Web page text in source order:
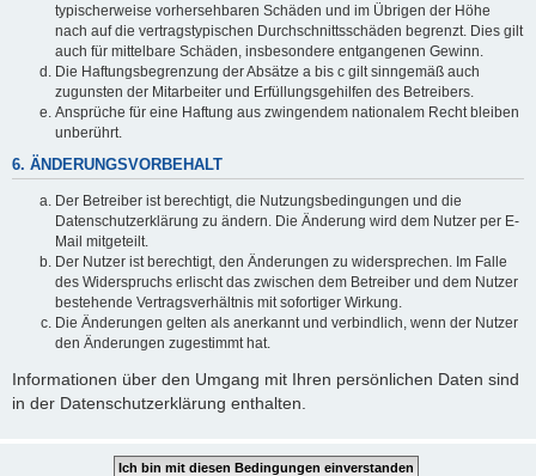
typischerweise vorhersehbaren Schäden und im Übrigen der Höhe
nach auf die vertragstypischen Durchschnittsschäden begrenzt. Dies gilt
auch für mittelbare Schäden, insbesondere entgangenen Gewinn.
Die Haftungsbegrenzung der Absätze a bis c gilt sinngemäß auch
zugunsten der Mitarbeiter und Erfüllungsgehilfen des Betreibers.
Ansprüche für eine Haftung aus zwingendem nationalem Recht bleiben
unberührt.
6. ÄNDERUNGSVORBEHALT
Der Betreiber ist berechtigt, die Nutzungsbedingungen und die
Datenschutzerklärung zu ändern. Die Änderung wird dem Nutzer per E-
Mail mitgeteilt.
Der Nutzer ist berechtigt, den Änderungen zu widersprechen. Im Falle
des Widerspruchs erlischt das zwischen dem Betreiber und dem Nutzer
bestehende Vertragsverhältnis mit sofortiger Wirkung.
Die Änderungen gelten als anerkannt und verbindlich, wenn der Nutzer
den Änderungen zugestimmt hat.
Informationen über den Umgang mit Ihren persönlichen Daten sind
in der Datenschutzerklärung enthalten.